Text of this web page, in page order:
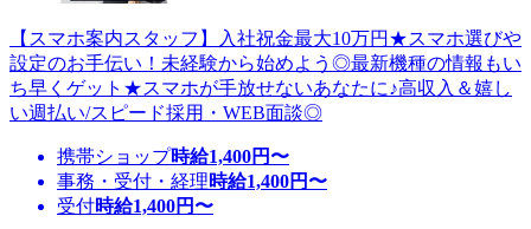
【スマホ案内スタッフ】入社祝金最大10万円★スマホ選びや
設定のお手伝い！未経験から始めよう◎最新機種の情報もい
ち早くゲット★スマホが手放せないあなたに♪高収入＆嬉し
い週払い/スピード採用・WEB面談◎
携帯ショップ時給1,400円〜
事務・受付・経理時給1,400円〜
受付時給1,400円〜